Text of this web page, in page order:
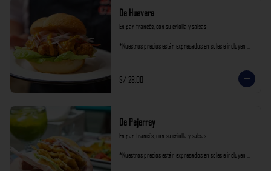
De Huevera
En pan francés, con su criolla y salsas
*Nuestros precios están expresados en soles e incluyen
S/ 28.00
De Pejerrey
En pan francés, con su criolla y salsas
*Nuestros precios están expresados en soles e incluyen